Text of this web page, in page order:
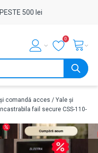
500 lei
0
comandă acces / Yale și
fail secure CSS-110-